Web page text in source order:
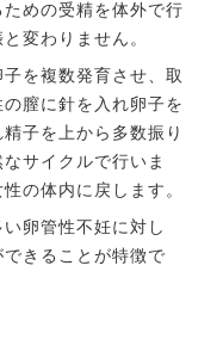
めの受精を体外で行
変わりません。
を複数発育させ、取
膣に針を入れ卵子を
子を上から多数振り
サイクルで行いま
の体内に戻します。
卵管性不妊に対し
きることが特徴で